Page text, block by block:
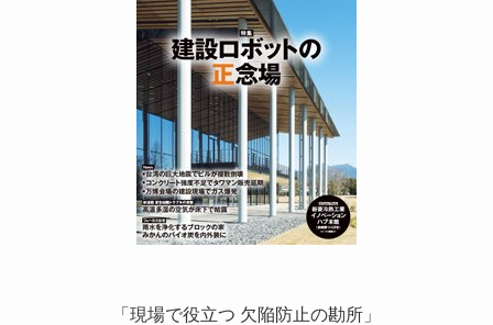
「現場で役立つ 欠陥防止の勘所」